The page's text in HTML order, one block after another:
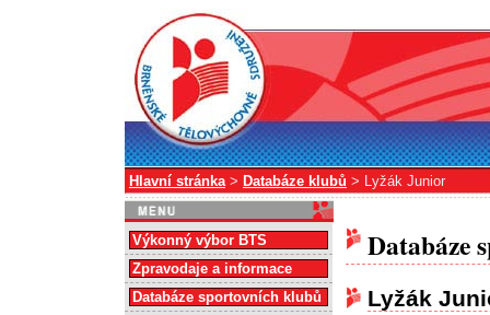
Hlavní stránka> Databáze klubů > Lyžák Junior
Databáze
Lyžák
Výkonný výbor BTS
Zpravodaje a informace
Databáze sportovních klubů